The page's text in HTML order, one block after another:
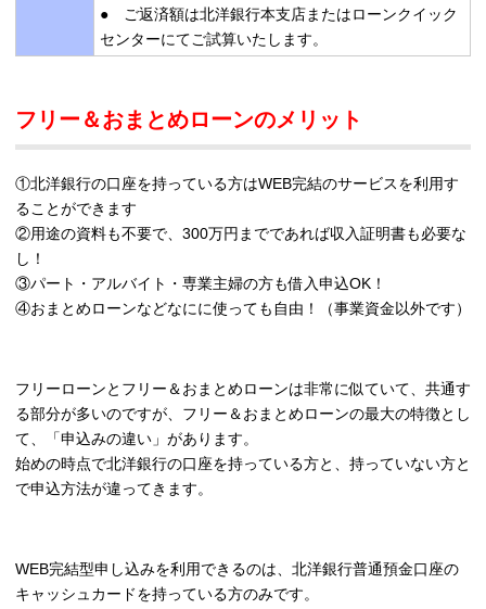
● ご返済額は北洋銀行本支店またはローンクイック
センターにてご試算いたします。
フリー＆おまとめローンのメリット
①北洋銀行の口座を持っている方はWEB完結のサービスを利用す
ることができます
②用途の資料も不要で、300万円までであれば収入証明書も必要な
し！
③パート・アルバイト・専業主婦の方も借入申込OK！
④おまとめローンなどなにに使っても自由！（事業資金以外です）
フリーローンとフリー＆おまとめローンは非常に似ていて、共通す
る部分が多いのですが、フリー＆おまとめローンの最大の特徴とし
て、「申込みの違い」があります。
始めの時点で北洋銀行の口座を持っている方と、持っていない方と
で申込方法が違ってきます。
WEB完結型申し込みを利用できるのは、北洋銀行普通預金口座の
キャッシュカードを持っている方のみです。